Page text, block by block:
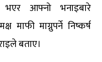
भएर आफ्नो भनाइबारे
माफी माग्नुपर्ने निष्कर्ष
बताए।